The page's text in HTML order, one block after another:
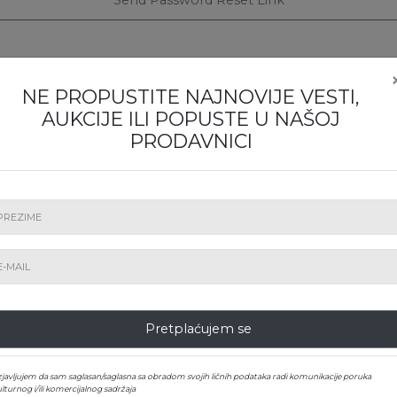
NIJEDNU IZLOŽBU ILI
Pretplatite se na newsletter!
NE PROPUSTITE NAJNOVIJE VESTI,
AUKCIJE ILI POPUSTE U NAŠOJ
PRODAVNICI
Pretplaćujem se
da sam saglasan/saglasna sa obradom svojih ličnih podataka radi komunikacije poruka
i/ili komercijalnog sadržaja